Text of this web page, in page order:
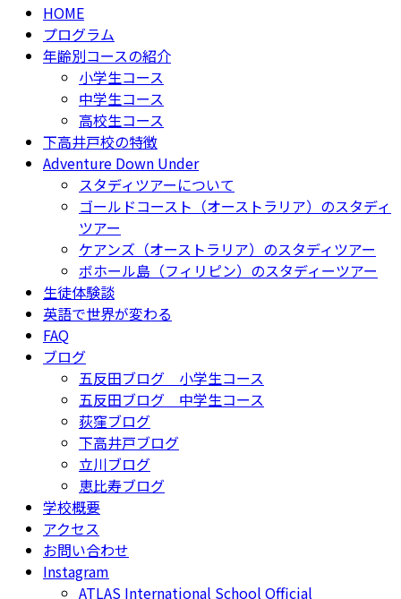
HOME
プログラム
年齢別コースの紹介
小学生コース
中学生コース
高校生コース
下高井戸校の特徴
Adventure Down Under
スタディツアーについて
ゴールドコースト（オーストラリア）のスタディ
ツアー
ケアンズ（オーストラリア）のスタディツアー
ボホール島（フィリピン）のスタディーツアー
生徒体験談
英語で世界が変わる
FAQ
ブログ
五反田ブログ 小学生コース
五反田ブログ 中学生コース
荻窪ブログ
下高井戸ブログ
立川ブログ
恵比寿ブログ
学校概要
アクセス
お問い合わせ
Instagram
ATLAS International School Official